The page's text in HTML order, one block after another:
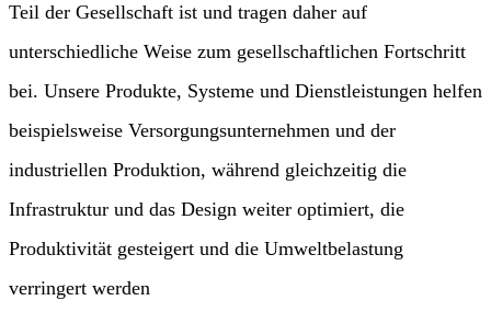
Teil der Gesellschaft ist und tragen daher auf
unterschiedliche Weise zum gesellschaftlichen Fortschritt
bei. Unsere Produkte, Systeme und Dienstleistungen helfen
beispielsweise Versorgungsunternehmen und der
industriellen Produktion, während gleichzeitig die
Infrastruktur und das Design weiter optimiert, die
Produktivität gesteigert und die Umweltbelastung
verringert werden